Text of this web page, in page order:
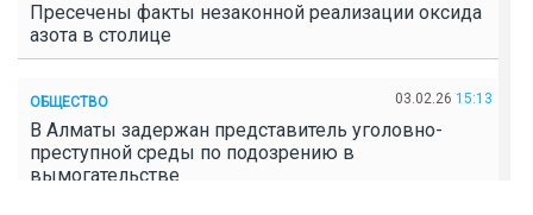
Пресечены факты незаконной реализации оксида
азота в столице
ОБЩЕСТВО 03.02.26 15:13
В Алматы задержан представитель уголовно-
преступной среды по подозрению в
вымогательстве